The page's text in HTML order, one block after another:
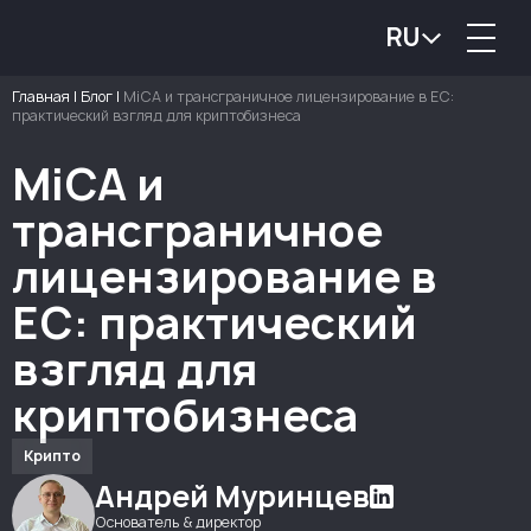
RU
Главная | Блог | MiCA и трансграничное лицензирование в ЕС:
практический взгляд для криптобизнеса
MiCA и
трансграничное
лицензирование в
ЕС: практический
взгляд для
криптобизнеса
Крипто
Андрей Муринцев
Основатель & директор